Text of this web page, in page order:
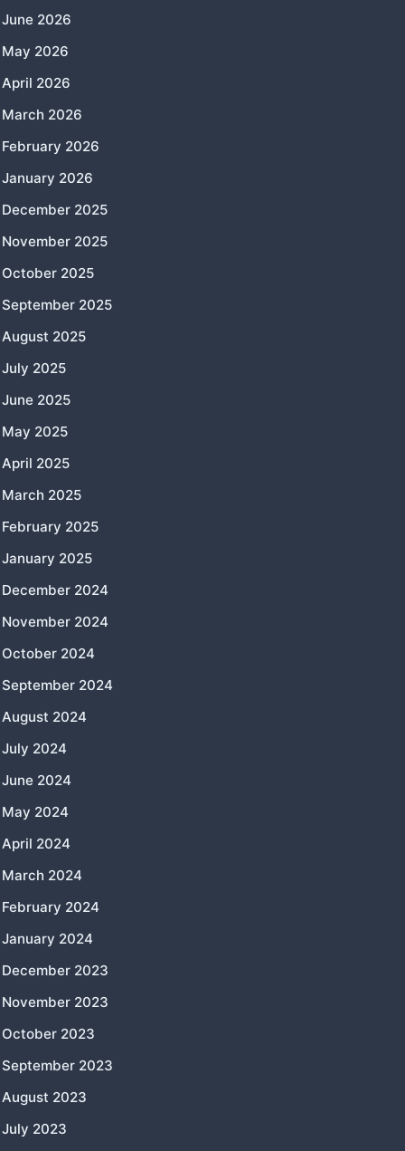
June 2026
May 2026
April 2026
March 2026
February 2026
January 2026
December 2025
November 2025
October 2025
September 2025
August 2025
July 2025
June 2025
May 2025
April 2025
March 2025
February 2025
January 2025
December 2024
November 2024
October 2024
September 2024
August 2024
July 2024
June 2024
May 2024
April 2024
March 2024
February 2024
January 2024
December 2023
November 2023
October 2023
September 2023
August 2023
July 2023